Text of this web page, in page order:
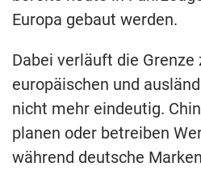
Europa gebaut werden.
Dabei verläuft die Grenze
europäischen und
nicht mehr eindeutig.
planen oder betreiben
während deutsche